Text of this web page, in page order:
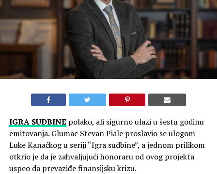
IGRA SUDBINE polako, ali sigurno ulazi u šestu godinu
emitovanja. Glumac Stevan Piale proslavio se ulogom
Luke Kanačkog u seriji “Igra sudbine”, a jednom prilikom
otkrio je da je zahvaljujući honoraru od ovog projekta
uspeo da prevaziđe finansijsku krizu.